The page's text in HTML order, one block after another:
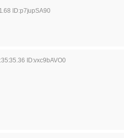
ID:p7jupSA90
ID:vxc9bAVO0